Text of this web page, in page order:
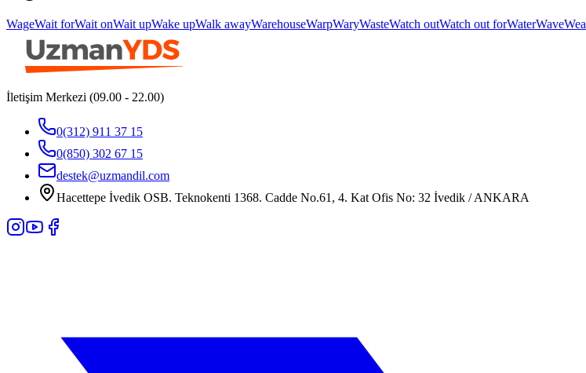
WageWait forWait onWait upWake upWalk awayWarehouseWarpWaryWasteWatch outWatch out forWaterWave
İletişim Merkezi (09.00 - 22.00)
0(312) 911 37 15
0(850) 302 67 15
destek@uzmandil.com
Hacettepe İvedik OSB. Teknokenti 1368. Cadde No.61, 4. Kat Ofis No: 32 İvedik / ANKARA